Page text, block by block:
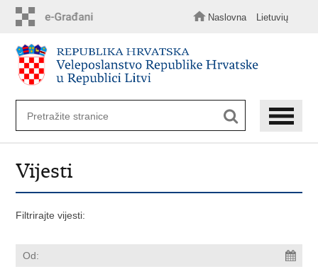
sadržaj
Naslovna Lietuvių
Vijesti
Filtrirajte vijesti: